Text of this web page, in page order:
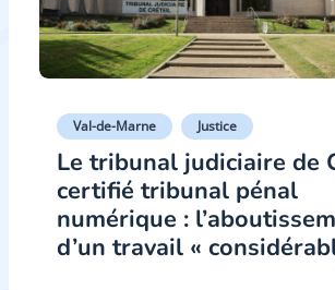
Val-de-Marne Justice
Le tribunal judiciaire de
certifié tribunal pénal
numérique :
d’un travail «